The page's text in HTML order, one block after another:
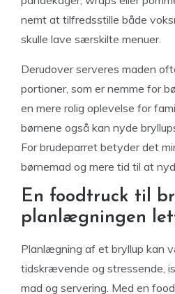
nemt at tilfredsstille både
skulle lave særskilte menuer.
Derudover serveres maden
portioner, som er nemme for
en mere rolig oplevelse for
børnene også kan nyde
For brudeparret betyder det
børnemad og mere tid til at
En foodtruck til
planlægningen
Planlægning af et bryllup kan
tidskrævende og stressende,
mad og servering. Med en